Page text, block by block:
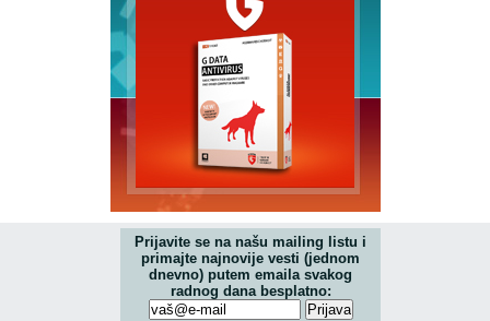
Prijavite se na našu mailing listu i
primajte najnovije vesti (jednom
dnevno) putem emaila svakog
radnog dana besplatno: